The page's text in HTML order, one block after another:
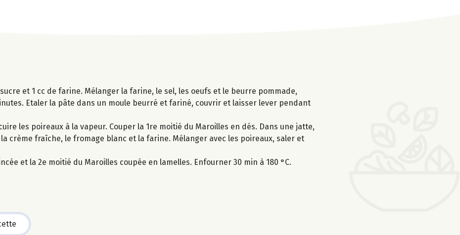
et 1 cc de farine. Mélanger la farine, le sel, les oeufs et le beurre pommade,
Etaler la pâte dans un moule beurré et fariné, couvrir et laisser lever pendant
les poireaux à la vapeur. Couper la 1re moitié du Maroilles en dés. Dans une jatte,
crème fraîche, le fromage blanc et la farine. Mélanger avec les poireaux, saler et
et la 2e moitié du Maroilles coupée en lamelles. Enfourner 30 min à 180 °C.